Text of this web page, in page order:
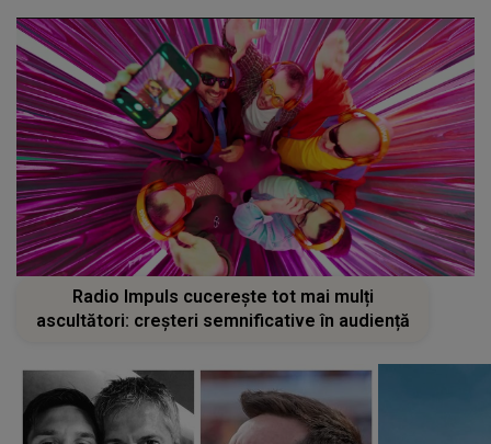
Radio Impuls cucerește tot mai mulți
ascultători: creșteri semnificative în audiență